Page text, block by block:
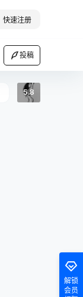
快速注册
投稿
5.8
解锁
会员